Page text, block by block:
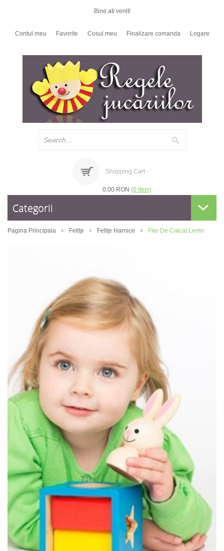
Bine ati venit!
Contul meu Favorite Cosul meu Finalizare comanda Logare
Shopping Cart -
0,00 RON (0 item)
Categorii
Pagina Principala Fetiţe Fetiţe Harnice Fier De Calcat Lemn